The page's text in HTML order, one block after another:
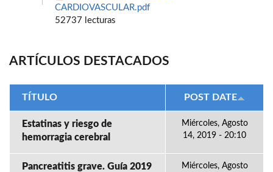
CARDIOVASCULAR.pdf
52737 lecturas
ARTÍCULOS DESTACADOS
TÍTULO POST DATE
Estatinas y riesgo de
hemorragia cerebral
Miércoles, Agosto
14, 2019 - 20:10
Pancreatitis grave. Guía 2019
Miércoles, Agosto